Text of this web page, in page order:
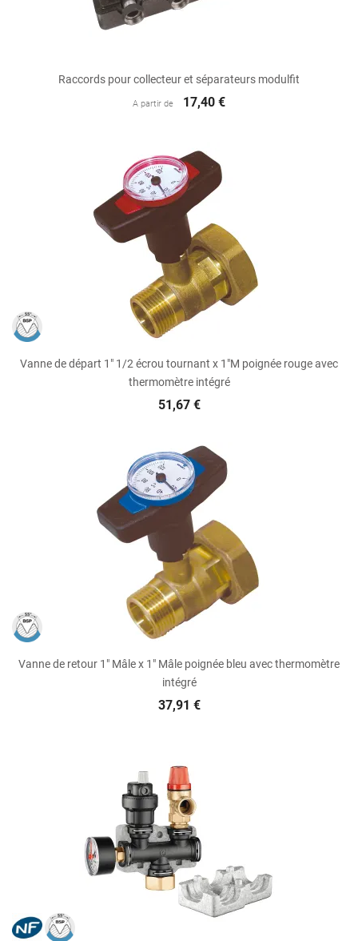
Raccords pour collecteur et séparateurs modulfit
A partir de 17,40 €
Vanne de départ 1" 1/2 écrou tournant x 1"M poignée rouge avec
thermomètre intégré
51,67 €
Vanne de retour 1" Mâle x 1" Mâle poignée bleu avec thermomètre
intégré
37,91 €